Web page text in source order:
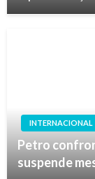
INTERNACIONAL
Petro
suspende